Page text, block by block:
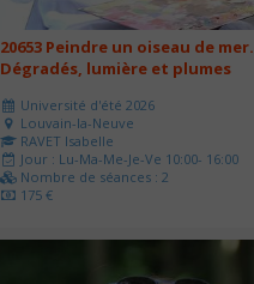
20653 Peindre un oiseau de mer.
Dégradés, lumière et plumes
Université d'été 2026
Louvain-la-Neuve
RAVET Isabelle
Jour : Lu-Ma-Me-Je-Ve 10:00- 16:00
Nombre de séances : 2
175 €